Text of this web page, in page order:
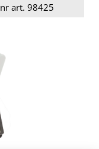
nr art. 98425